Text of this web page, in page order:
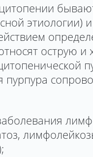
этиологии)
острую
пурпура